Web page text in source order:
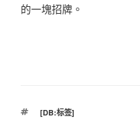
的一塊招牌。
標
[DB:标签]